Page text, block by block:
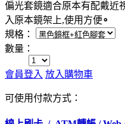
偏光套鏡適合原本有配戴近
入原本鏡架上,使用方便∘
規格：
數量：
會員登入 放入購物車
可使用付款方式：